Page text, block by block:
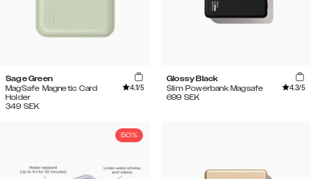
Sage Green
MagSafe Magnetic Card
Holder
4.1/5
349 SEK
Glossy Black
Slim Powerbank Magsafe
4.3/5
699 SEK
50%